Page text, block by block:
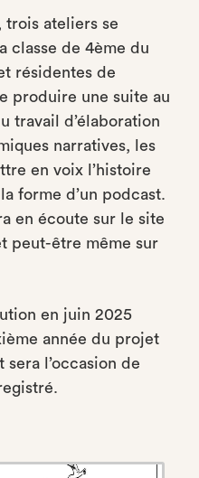
ateliers se
classe de 4ème du
résidentes de
produire une suite au
travail d’élaboration
narratives, les
en voix l’histoire
forme d’un podcast.
en écoute sur le site
peut-être même sur
en juin 2025
année du projet
sera l’occasion de